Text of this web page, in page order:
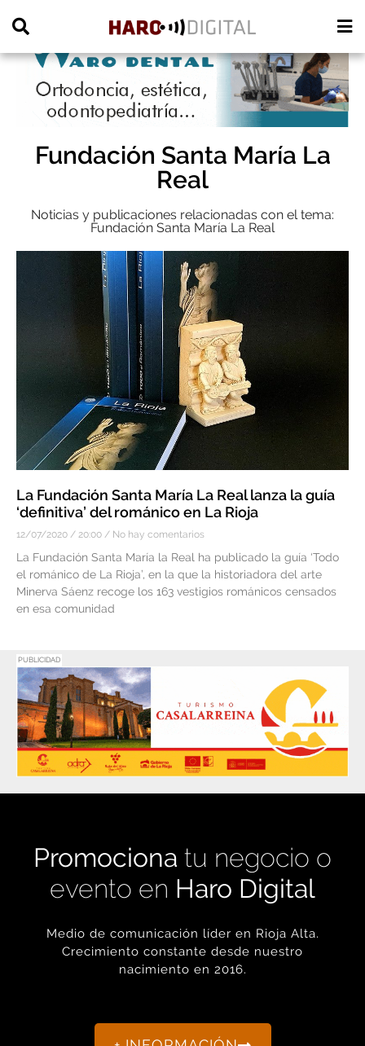
Fundación Santa María La
Real
Noticias y publicaciones relacionadas con el tema:
Fundación Santa María La Real
La Fundación Santa María La Real lanza la guía
‘definitiva’ del románico en La Rioja
12/07/2020 20:00 No hay comentarios
La Fundación Santa María la Real ha publicado la guía ‘Todo
el románico de La Rioja’, en la que la historiadora del arte
Minerva Sáenz recoge los 163 vestigios románicos censados
en esa comunidad
PUBLICIDAD
Promociona tu negocio o
evento en Haro Digital
Medio de comunicación líder en Rioja Alta.
Crecimiento constante desde nuestro
nacimiento en 2016.